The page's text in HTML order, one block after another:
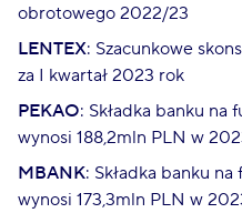
obrotowego 2022/23
LENTEX: Szacunkowe
za I kwartał 2023 rok
PEKAO: Składka banku na
wynosi 188,2mln PLN w
MBANK: Składka banku
wynosi 173,3mln PLN w